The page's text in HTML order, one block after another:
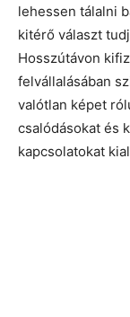
lehessen tálalni
kitérő választ
Hosszútávon
felvállalásában
valótlan képet
csalódásokat és
kapcsolatokat